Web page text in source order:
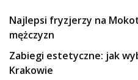
Najlepsi fryzjerzy na
mężczyzn
Zabiegi estetyczne: jak
Krakowie